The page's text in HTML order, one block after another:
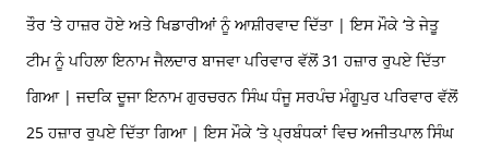
ਤੌਰ ‘ਤੇ ਹਾਜ਼ਰ ਹੋਏ ਅਤੇ ਖਿਡਾਰੀਆਂ ਨੂੰ ਆਸ਼ੀਰਵਾਦ ਦਿੱਤਾ | ਇਸ ਮੌਕੇ ‘ਤੇ ਜੇਤੂ
ਟੀਮ ਨੂੰ ਪਹਿਲਾ ਇਨਾਮ ਜੈਲਦਾਰ ਬਾਜਵਾ ਪਰਿਵਾਰ ਵੱਲੋਂ 31 ਹਜ਼ਾਰ ਰੁਪਏ ਦਿੱਤਾ
ਗਿਆ | ਜਦਕਿ ਦੂਜਾ ਇਨਾਮ ਗੁਰਚਰਨ ਸਿੰਘ ਧੰਜੂ ਸਰਪੰਚ ਮੰਗੂਪੁਰ ਪਰਿਵਾਰ ਵੱਲੋਂ
25 ਹਜ਼ਾਰ ਰੁਪਏ ਦਿੱਤਾ ਗਿਆ | ਇਸ ਮੌਕੇ ‘ਤੇ ਪ੍ਰਬੰਧਕਾਂ ਵਿਚ ਅਜੀਤਪਾਲ ਸਿੰਘ